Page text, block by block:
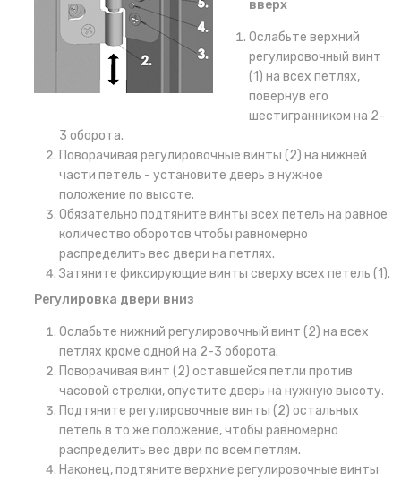
вверх
Ослабьте верхний
регулировочный винт
(1) на всех петлях,
повернув его
шестигранником на 2-
3 оборота.
Поворачивая регулировочные винты (2) на нижней
части петель - установите дверь в нужное
положение по высоте.
Обязательно подтяните винты всех петель на равное
количество оборотов чтобы равномерно
распределить вес двери на петлях.
Затяните фиксирующие винты сверху всех петель (1).
Регулировка двери вниз
Ослабьте нижний регулировочный винт (2) на всех
петлях кроме одной на 2-3 оборота.
Поворачивая винт (2) оставшейся петли против
часовой стрелки, опустите дверь на нужную высоту.
Подтяните регулировочные винты (2) остальных
петель в то же положение, чтобы равномерно
распределить вес дври по всем петлям.
Наконец, подтяните верхние регулировочные винты